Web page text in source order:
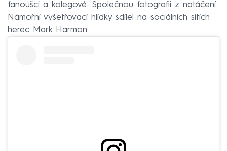
fanoušci a kolegové. Společnou fotografii z natáčení
Námořní vyšetřovací hlídky sdílel na sociálních sítích
herec Mark Harmon.